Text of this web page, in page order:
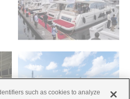
評判を毀損するおそれのある利
なりません。
の直接のリンクを行ってはなり
が本利用規約に反する画像の利
り、損害を被った場合、その損
ことができます。また、損害の
ず、利用規約に反する利用を直
such as cookies to analyze